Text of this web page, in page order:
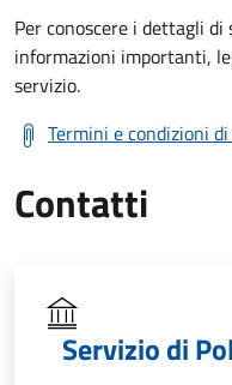
Per conoscere i dettagli
informazioni importanti,
servizio.
Termini e condizioni
Contatti
Servizio di